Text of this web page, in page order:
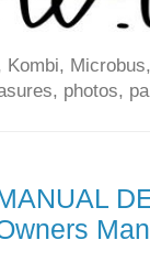
Kombi,
photos,